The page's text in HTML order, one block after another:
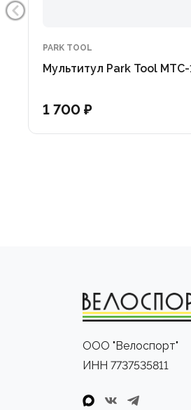
PARK TOOL
Мультитул Park Tool
1 700 ₽
ООО "Велоспорт"
ИНН 7737535811